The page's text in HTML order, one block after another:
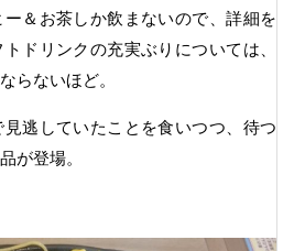
＆お茶しか飲まないので、詳細を
ドリンクの充実ぶりについては、
らないほど。
逃していたことを食いつつ、待つ
が登場。